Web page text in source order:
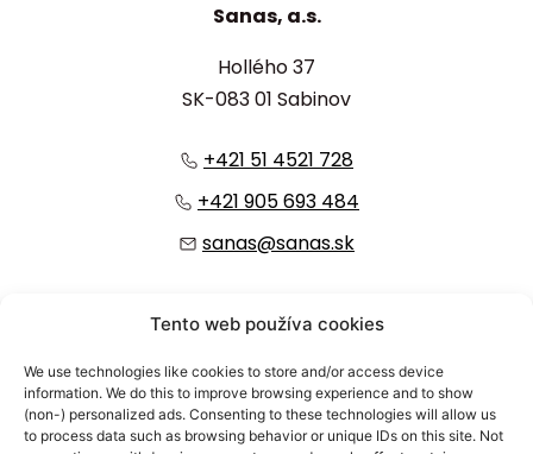
Tento web používa cookies
We use technologies like cookies to store and/or access device
information. We do this to improve browsing experience and to show
(non-) personalized ads. Consenting to these technologies will allow us
to process data such as browsing behavior or unique IDs on this site. Not
Sanas, a.s.
Hollého 37
SK-083 01 Sabinov
+421 51 4521 728
+421 905 693 484
sanas@sanas.sk